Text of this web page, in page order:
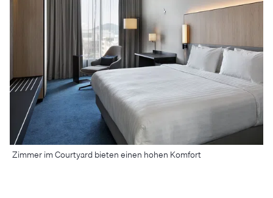
Zimmer im Courtyard bieten einen hohen Komfort